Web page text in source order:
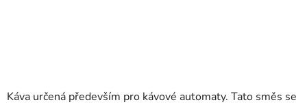
Káva určená především pro kávové automaty. Tato směs se